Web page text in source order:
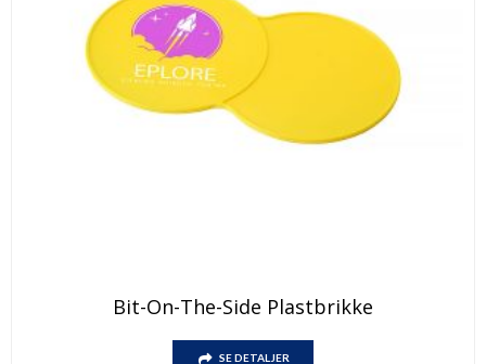
Dette
produktet
flere
Bit-On-The-Side Plastbrikke
Dette
SE DETALJER